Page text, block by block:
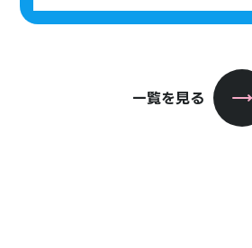
一覧を見る